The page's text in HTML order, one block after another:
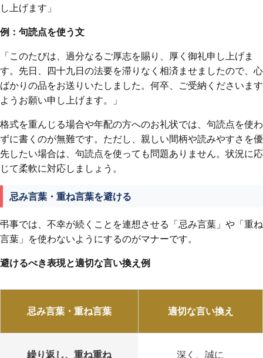
し上げます」
例：句読点を使う文
「このたびは、過分なるご厚志を賜り、厚く御礼申し上げま
す。先日、四十九日の法要を滞りなく相済ませましたので、心
ばかりの品をお送りいたしました。何卒、ご受納くださいます
ようお願い申し上げます。」
格式を重んじる場合や年配の方へのお礼状では、句読点を使わ
ずに書くのが無難です。ただし、親しい間柄や読みやすさを優
先したい場合は、句読点を使っても問題ありません。状況に応
じて柔軟に対応しましょう。
忌み言葉・重ね言葉を避ける
弔事では、不幸が続くことを連想させる「忌み言葉」や「重ね
言葉」を使わないようにするのがマナーです。
避けるべき表現と適切な言い換え例
忌み言葉・重ね言葉 適切な言い換え
繰り返し、重ね重ね 深く、誠に